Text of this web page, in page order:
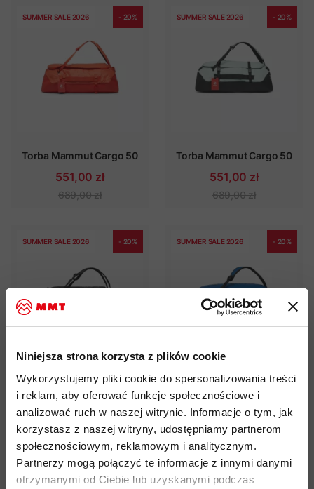
Niniejsza strona korzysta z plików cookie
Wykorzystujemy pliki cookie do spersonalizowania treści
i reklam, aby oferować funkcje społecznościowe i
analizować ruch w naszej witrynie. Informacje o tym, jak
korzystasz z naszej witryny, udostępniamy partnerom
społecznościowym, reklamowym i analitycznym.
Partnerzy mogą połączyć te informacje z innymi danymi
otrzymanymi od Ciebie lub uzyskanymi podczas
SUMMER SALE 2026 - 20%
Torba Mammut Cargo 50
551,00 zł
689,00 zł
SUMMER SALE 2026 - 20%
Torba Mammut Cargo 50
551,00 zł
689,00 zł
SUMMER SALE 2026 - 20%
Torba Mammut Cargo 50
551,00 zł
689,00 zł
SUMMER SALE 2026 - 20%
Torba Mammut Cargo 35
479,00 zł
599,00 zł
SUMMER SALE 2026 - 20% SUMMER SALE 2026 - 20%